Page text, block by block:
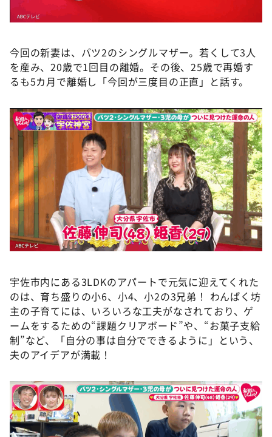
今回の新妻は、バツ2のシングルマザー。若くして3人
を産み、20歳で1回目の離婚。その後、25歳で再婚す
るも5カ月で離婚し「今回が三度目の正直」と話す。
宇佐市内にある3LDKのアパートで元気に迎えてくれた
のは、育ち盛りの小6、小4、小2の3兄弟！ わんぱく坊
主の子育てには、いろいろな工夫がなされており、ゲ
ームをするための“課題クリアボード”や、“お菓子支給
制”など、「自分の事は自分でできるように」という、
夫のアイデアが満載！